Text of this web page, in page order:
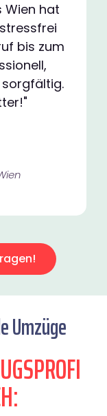
Wien hat
bis zum
Umzüge